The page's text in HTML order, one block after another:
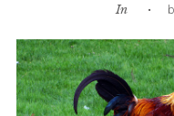
In • by